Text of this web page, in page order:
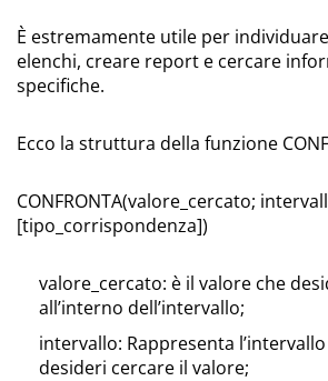
È estremamente utile per
elenchi, creare report e cercare
specifiche.
Ecco la struttura della funzione
CONFRONTA(valore_cercato;
[tipo_corrispondenza])
valore_cercato: è il valore che
all’interno dell’intervallo;
intervallo: Rappresenta
desideri cercare il valore;